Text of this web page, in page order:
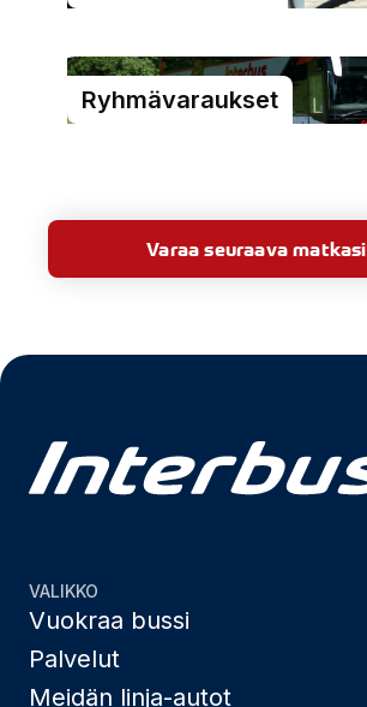
Ryhmävaraukset
Varaa seuraava matkasi
VALIKKO
Vuokraa bussi
Palvelut
Meidän linja-autot